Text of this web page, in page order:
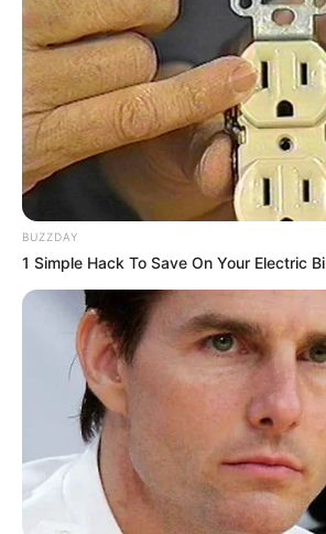
BUZZDAY
1 Simple Hack To Save On Your Electric